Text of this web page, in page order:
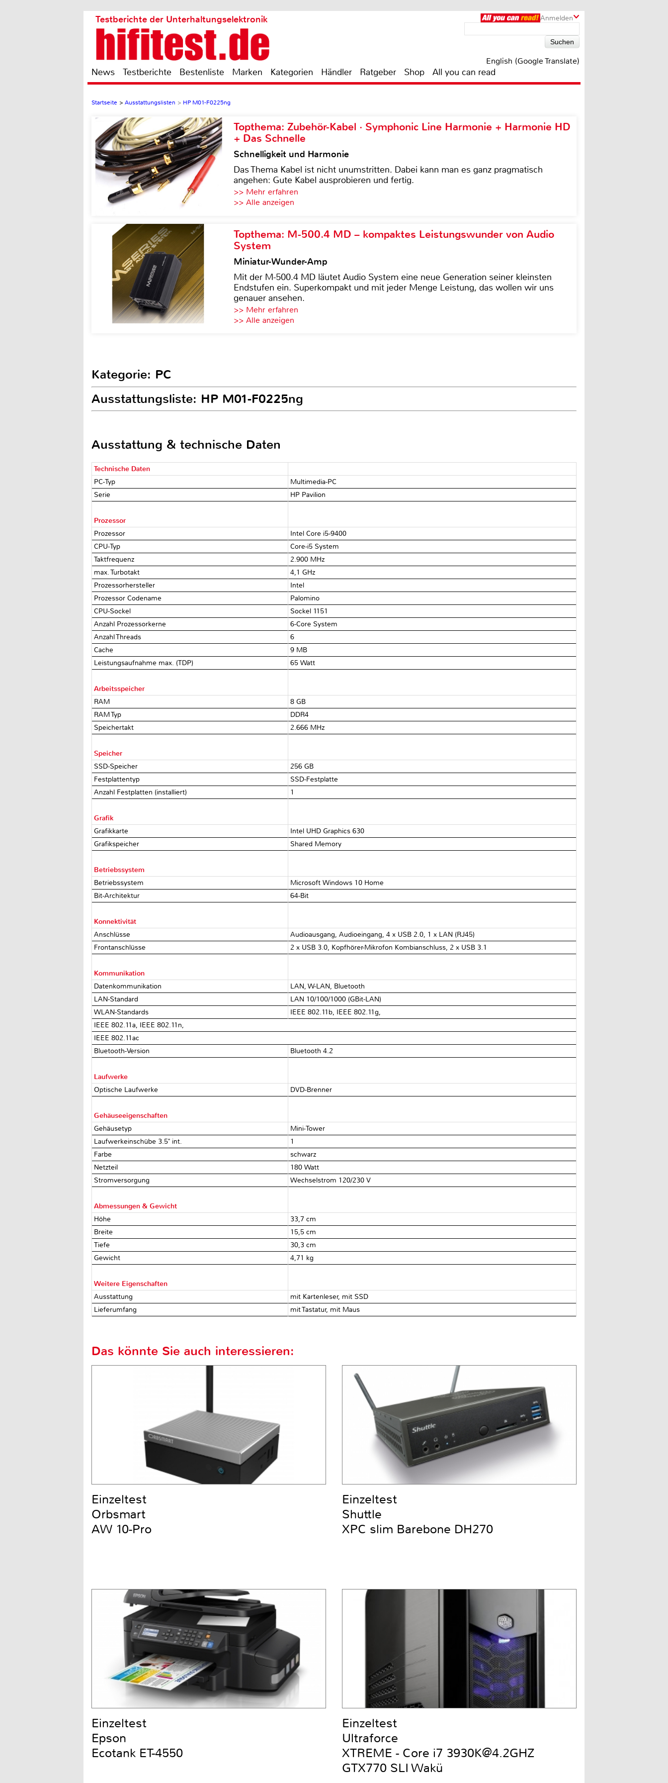
Anmelden
Testberichte der Unterhaltungselektronik
English (Google Translate)
News Testberichte Bestenliste Marken Kategorien Händler Ratgeber Shop All you can read
Startseite > Ausstattungslisten > HP M01-F0225ng
Topthema: Zubehör-Kabel · Symphonic Line Harmonie + Harmonie HD
+ Das Schnelle
Schnelligkeit und Harmonie
Das Thema Kabel ist nicht unumstritten. Dabei kann man es ganz pragmatisch
angehen: Gute Kabel ausprobieren und fertig.
>> Mehr erfahren
>> Alle anzeigen
Topthema: M-500.4 MD – kompaktes Leistungswunder von Audio
System
Miniatur-Wunder-Amp
Mit der M-500.4 MD läutet Audio System eine neue Generation seiner kleinsten
Endstufen ein. Superkompakt und mit jeder Menge Leistung, das wollen wir uns
genauer ansehen.
>> Mehr erfahren
>> Alle anzeigen
Kategorie: PC
Ausstattungsliste: HP M01-F0225ng
Ausstattung & technische Daten
Technische Daten
PC-Typ
Multimedia-PC
Serie
HP Pavilion
Prozessor
Prozessor
Intel Core i5-9400
CPU-Typ
Core-i5 System
Taktfrequenz
2.900 MHz
max. Turbotakt
4,1 GHz
Prozessorhersteller
Intel
Prozessor Codename
Palomino
CPU-Sockel
Sockel 1151
Anzahl Prozessorkerne
6-Core System
Anzahl Threads
6
Cache
9 MB
Leistungsaufnahme max. (TDP)
65 Watt
Arbeitsspeicher
RAM
8 GB
RAM Typ
DDR4
Speichertakt
2.666 MHz
Speicher
SSD-Speicher
256 GB
Festplattentyp
SSD-Festplatte
Anzahl Festplatten (installiert)
1
Grafik
Grafikkarte
Intel UHD Graphics 630
Grafikspeicher
Shared Memory
Betriebssystem
Betriebssystem
Microsoft Windows 10 Home
Bit-Architektur
64-Bit
Konnektivität
Anschlüsse
Audioausgang, Audioeingang, 4 x USB 2.0, 1 x LAN (RJ45)
Frontanschlüsse
2 x USB 3.0, Kopfhörer-Mikrofon Kombianschluss, 2 x USB 3.1
Kommunikation
Datenkommunikation
LAN, W-LAN, Bluetooth
LAN-Standard
LAN 10/100/1000 (GBit-LAN)
WLAN-Standards
IEEE 802.11b, IEEE 802.11g,
IEEE 802.11a, IEEE 802.11n,
IEEE 802.11ac
Bluetooth-Version
Bluetooth 4.2
Laufwerke
Optische Laufwerke
DVD-Brenner
Gehäuseeigenschaften
Gehäusetyp
Mini-Tower
Laufwerkeinschübe 3.5" int.
1
Farbe
schwarz
Netzteil
180 Watt
Stromversorgung
Wechselstrom 120/230 V
Abmessungen & Gewicht
Höhe
33,7 cm
Breite
15,5 cm
Tiefe
30,3 cm
Gewicht
4,71 kg
Weitere Eigenschaften
Ausstattung
mit Kartenleser, mit SSD
Lieferumfang
mit Tastatur, mit Maus
Das könnte Sie auch interessieren:
Einzeltest
Orbsmart
AW 10-Pro
Einzeltest
Shuttle
XPC slim Barebone DH270
Einzeltest
Epson
Ecotank ET-4550
Einzeltest
Ultraforce
XTREME - Core i7 3930K@4.2GHZ
GTX770 SLI Wakü